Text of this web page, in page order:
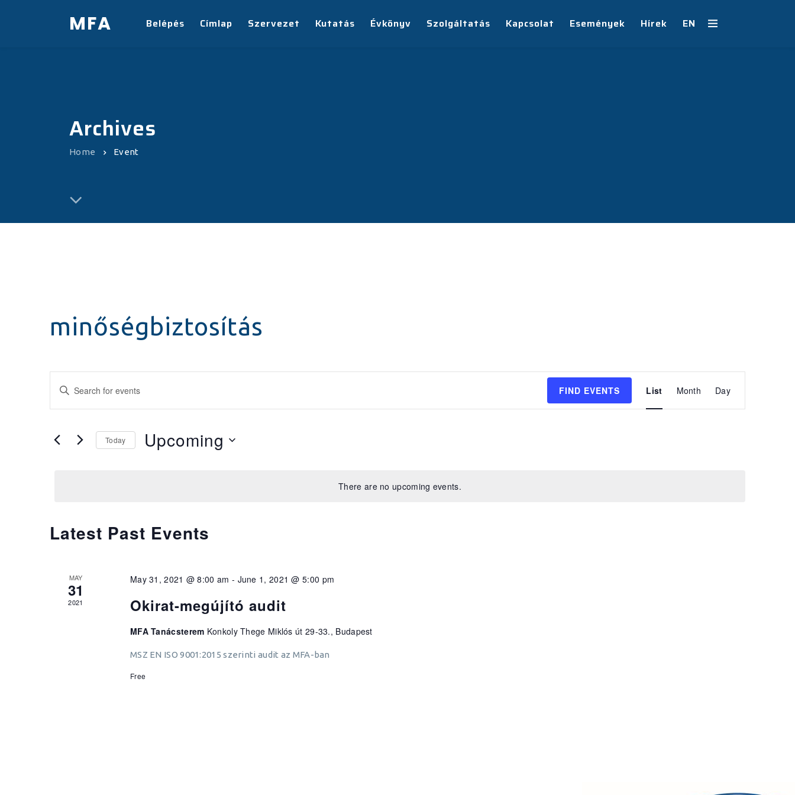
MFA Belépés Címlap Szervezet Kutatás Évkönyv Szolgáltatás Kapcsolat Események Hírek EN
Archives
Home Event
minőségbiztosítás
There are no upcoming events.
Events
Search
and
Enter
Events
FIND EVENTS
Event
Views
List Month Day
Today Upcoming
Latest Past Events
MAY
31
2021
May 31, 2021 @ 8:00 am - June 1, 2021 @ 5:00 pm
Okirat-megújító audit
MFA Tanácsterem Konkoly Thege Miklós út 29-33., Budapest
MSZ EN ISO 9001:2015 szerinti audit az MFA-ban
Free